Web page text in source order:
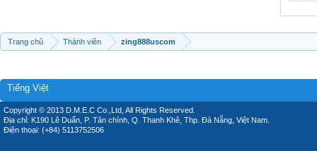
Trang chủ Thành viên zing888uscom
Tiếng Việt
Copyright © 2013 D.M.E.C Co.,Ltd, All Rights Reserved.
Địa chỉ: K190 Lê Duẩn, P. Tân chính, Q. Thanh Khê, Thp. Đà Nẵng, Việt Nam.
Điện thoại: (+84) 5113752506